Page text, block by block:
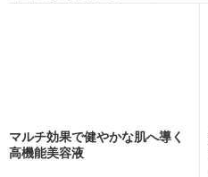
マルチ効果で健やかな肌へ導く
高機能美容液